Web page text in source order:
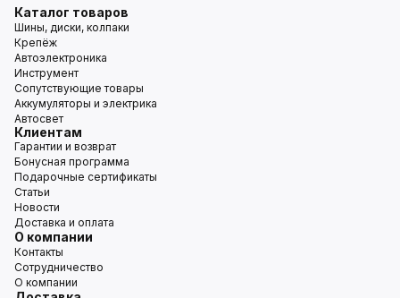
Каталог товаров
Шины, диски, колпаки
Крепёж
Автоэлектроника
Инструмент
Сопутствующие товары
Аккумуляторы и электрика
Автосвет
Клиентам
Гарантии и возврат
Бонусная программа
Подарочные сертификаты
Статьи
Новости
Доставка и оплата
О компании
Контакты
Сотрудничество
О компании